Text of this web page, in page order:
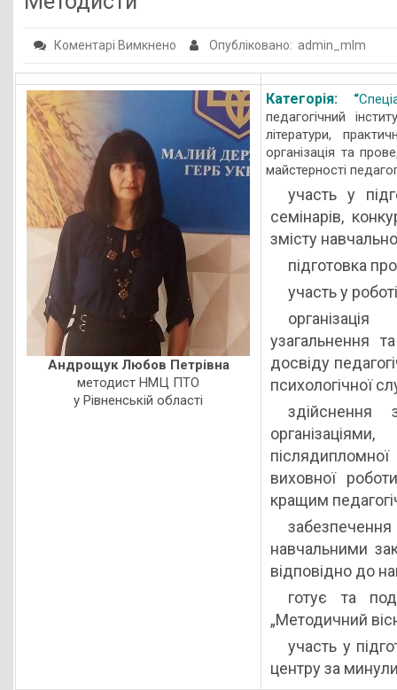
Публічна інформація
Заклади ПТО
Оголошення
Галерея
НМЦ ПТО України
Коментарі Вимкнено до
Опубліковано: admin_mlm
Андрощук Любов Петрівна
методист НМЦ ПТО
у Рівненській області
Категорія: “
педагогічний
літератури,
організація та
майстерності
участь у
семінарів,
змісту
підготовка
участь у
узагальнення
досвіду
психологічної
здійснення
виховної
кращим
навчальними
відповідно до
готує та
„Методичний
участь у
центру за